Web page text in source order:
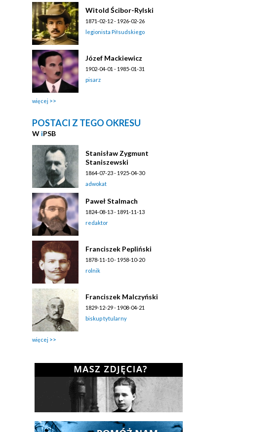
Witold Ścibor-Rylski
1871-02-12 - 1926-02-26
legionista Piłsudskiego
Józef Mackiewicz
1902-04-01 - 1985-01-31
pisarz
więcej
POSTACI Z TEGO OKRESU
W iPSB
Stanisław Zygmunt
Staniszewski
1864-07-23 - 1925-04-30
adwokat
Paweł Stalmach
1824-08-13 - 1891-11-13
redaktor
Franciszek Pepliński
1878-11-10 - 1958-10-20
rolnik
Franciszek Malczyński
1829-12-29 - 1908-04-21
biskup tytularny
więcej